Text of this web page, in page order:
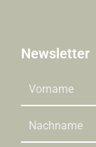
Newsletter